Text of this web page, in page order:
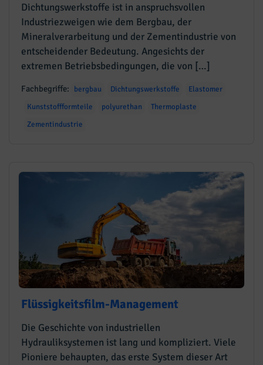
Dichtungswerkstoffe ist in anspruchsvollen
Industriezweigen wie dem Bergbau, der
Mineralverarbeitung und der Zementindustrie von
entscheidender Bedeutung. Angesichts der
extremen Betriebsbedingungen, die von […]
Fachbegriffe: bergbau Dichtungswerkstoffe
Elastomer
Kunststoffformteile
polyurethan
Thermoplaste
Zementindustrie
Flüssigkeitsfilm-Management
Die Geschichte von industriellen
Hydrauliksystemen ist lang und kompliziert. Viele
Pioniere behaupten, das erste System dieser Art